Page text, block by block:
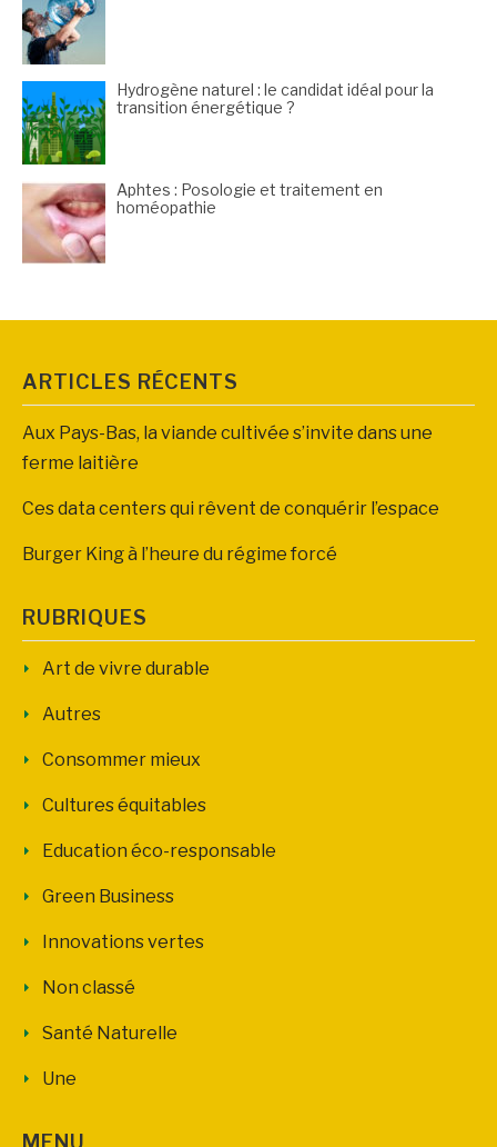
Hydrogène naturel : le candidat idéal pour la
transition énergétique ?
Aphtes : Posologie et traitement en
homéopathie
ARTICLES RÉCENTS
Aux Pays-Bas, la viande cultivée s’invite dans une
ferme laitière
Ces data centers qui rêvent de conquérir l’espace
Burger King à l’heure du régime forcé
RUBRIQUES
Art de vivre durable
Autres
Consommer mieux
Cultures équitables
Education éco-responsable
Green Business
Innovations vertes
Non classé
Santé Naturelle
Une
MENU